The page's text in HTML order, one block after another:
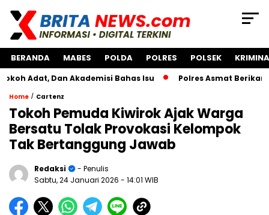
BERANDA MABES POLDA POLRES POLSEK
Dan Akademisi Bahas Isu Polres Asmat Berikan
Home / Cartenz
Tokoh Pemuda Kiwirok Ajak Warga
Bersatu Tolak Provokasi Kelompok
Tak Bertanggung Jawab
Redaksi
- Penulis
Sabtu, 24 Januari 2026 - 14:01 WIB